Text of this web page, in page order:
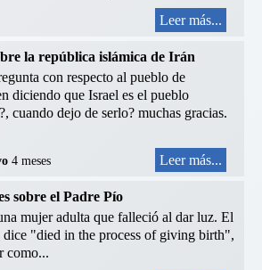
Leer más...
la república islámica de Irán
con respecto al pueblo de
diciendo que Israel es el pueblo
cuando dejo de serlo? muchas gracias.
4 meses Leer más...
sobre el Padre Pío
mujer adulta que falleció al dar luz. El
"died in the process of giving birth",
como...